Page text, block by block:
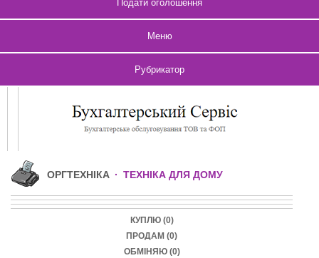
Подати оголошення
Меню
Рубрикатор
ОРГТЕХНІКА · ТЕХНІКА ДЛЯ ДОМУ
КУПЛЮ (0)
ПРОДАМ (0)
ОБМІНЯЮ (0)